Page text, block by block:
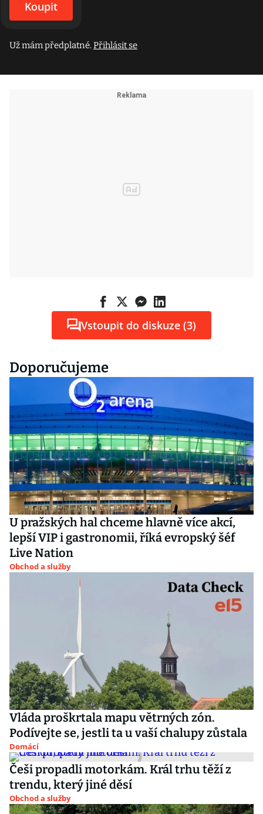
Koupit
Už mám předplatné.Přihlásit se
Vstoupit do diskuze (3)
Doporučujeme
U pražských hal chceme hlavně více akcí,
lepší VIP i gastronomii, říká evropský šéf
Live Nation
Obchod a služby
Vláda proškrtala mapu větrných zón.
Podívejte se, jestli ta u vaší chalupy zůstala
Domácí
Češi propadli motorkám. Král trhu těží z
trendu, který jiné děsí
Obchod a služby